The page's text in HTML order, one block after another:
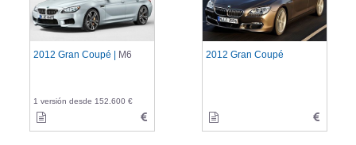
2012 Gran Coupé | M6
1 versión desde 152.600 €
2012 Gran Coupé